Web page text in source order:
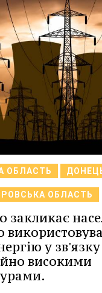
ОБЛАСТЬ
ОБЛАСТЬ
закликає
у зв'язку
високими